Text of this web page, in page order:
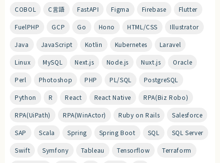
COBOL C言語 FastAPI Figma Firebase Flutter
FuelPHP GCP Go Hono HTML/CSS Illustrator
Java JavaScript Kotlin Kubernetes Laravel
Linux MySQL Next.js Node.js Nuxt.js Oracle
Perl Photoshop PHP PL/SQL PostgreSQL
Python R React React Native RPA(Biz Robo)
RPA(UiPath) RPA(WinActor) Ruby on Rails Salesforce
SAP Scala Spring Spring Boot SQL SQL Server
Swift Symfony Tableau Tensorflow Terraform